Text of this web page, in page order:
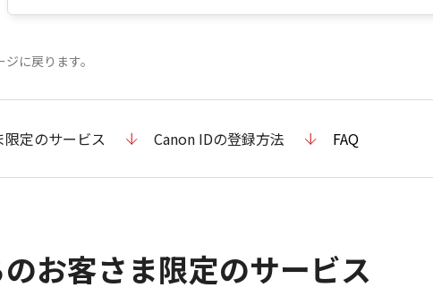
に戻ります。
定のサービス Canon IDの登録方法 FAQ
お客さま限定のサービス